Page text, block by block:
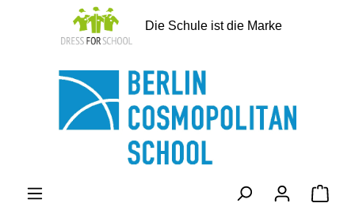
springen
Die Schule ist die Marke